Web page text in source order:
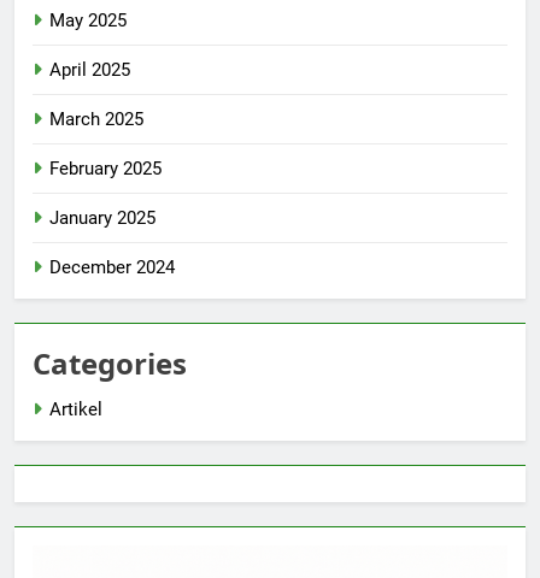
May 2025
April 2025
March 2025
February 2025
January 2025
December 2024
Categories
Artikel